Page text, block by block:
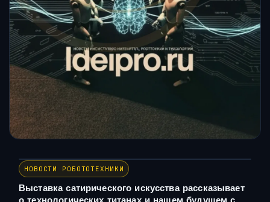
НОВОСТИ РОБОТОТЕХНИКИ
Выставка сатирического искусства рассказывает